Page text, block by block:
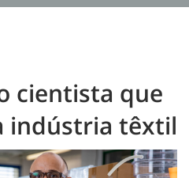
cientista que
indústria têxtil